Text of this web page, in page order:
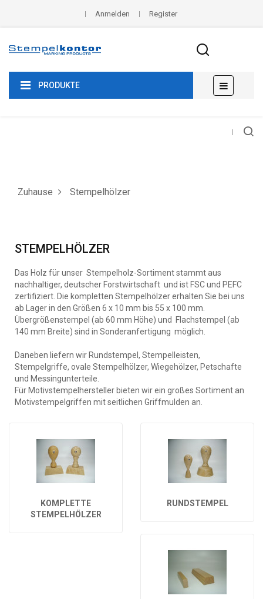
Anmelden Register
PRODUKTE
der
☰
Zuhause Stempelhölzer
STEMPELHÖLZER
Das Holz für unser Stempelholz-Sortiment stammt aus
nachhaltiger, deutscher Forstwirtschaft und ist FSC und PEFC
zertifiziert. Die kompletten Stempelhölzer erhalten Sie bei uns
ab Lager in den Größen 6 x 10 mm bis 55 x 100 mm.
Übergrößenstempel (ab 60 mm Höhe) und Flachstempel (ab
140 mm Breite) sind in Sonderanfertigung möglich.
Daneben liefern wir Rundstempel, Stempelleisten,
Stempelgriffe, ovale Stempelhölzer, Wiegehölzer, Petschafte
und Messingunterteile.
Für Motivstempelhersteller bieten wir ein großes Sortiment an
Motivstempelgriffen mit seitlichen Griffmulden an.
KOMPLETTE
STEMPELHÖLZER
RUNDSTEMPEL